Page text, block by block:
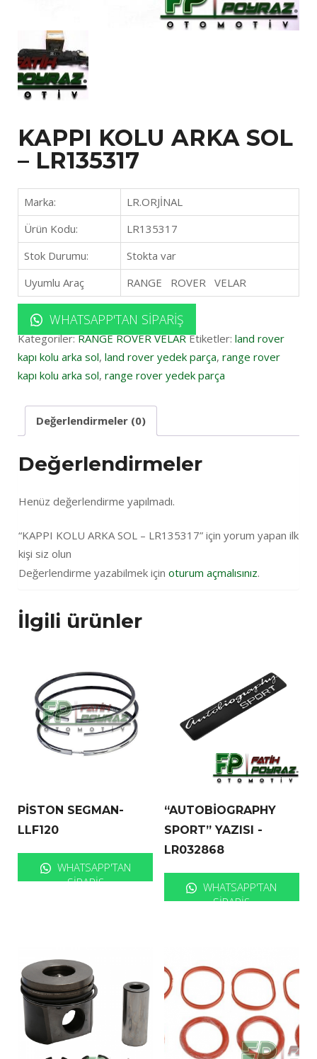
KAPPI KOLU ARKA SOL
– LR135317
Marka:
LR.ORJİNAL
Ürün Kodu:
LR135317
Stok Durumu:
Stokta var
Uyumlu Araç
RANGE ROVER VELAR
WHATSAPP'TAN SIPARIŞ
Kategoriler:RANGE ROVER VELAR Etiketler: land rover
kapı kolu arka sol, land rover yedek parça, range rover
kapı kolu arka sol, range rover yedek parça
Değerlendirmeler (0)
Değerlendirmeler
Henüz değerlendirme yapılmadı.
“KAPPI KOLU ARKA SOL – LR135317” için yorum yapan ilk
kişi siz olun
Değerlendirme yazabilmek için oturum açmalısınız.
İlgili ürünler
PİSTON SEGMAN-
LLF120
WHATSAPP'TAN
SIPARIŞ
“AUTOBİOGRAPHY
SPORT” YAZISI -
LR032868
WHATSAPP'TAN
SIPARIŞ